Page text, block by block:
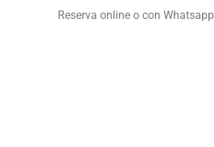
Reserva online o con